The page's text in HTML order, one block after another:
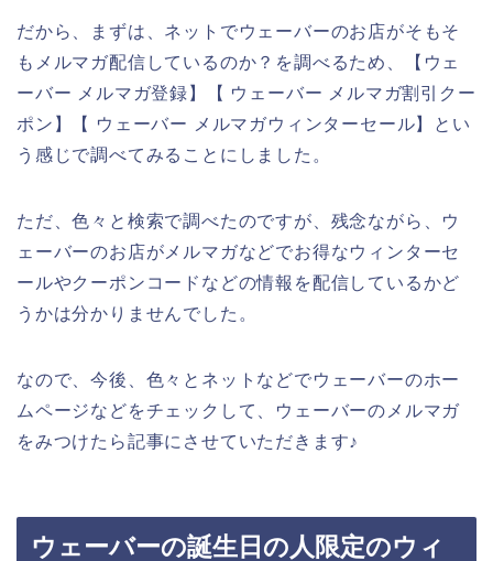
だから、まずは、ネットでウェーバーのお店がそもそ
もメルマガ配信しているのか？を調べるため、【ウェ
ーバー メルマガ登録】【 ウェーバー メルマガ割引クー
ポン】【 ウェーバー メルマガウィンターセール】とい
う感じで調べてみることにしました。
ただ、色々と検索で調べたのですが、残念ながら、ウ
ェーバーのお店がメルマガなどでお得なウィンターセ
ールやクーポンコードなどの情報を配信しているかど
うかは分かりませんでした。
なので、今後、色々とネットなどでウェーバーのホー
ムページなどをチェックして、ウェーバーのメルマガ
をみつけたら記事にさせていただきます♪
ウェーバーの誕生日の人限定のウィ